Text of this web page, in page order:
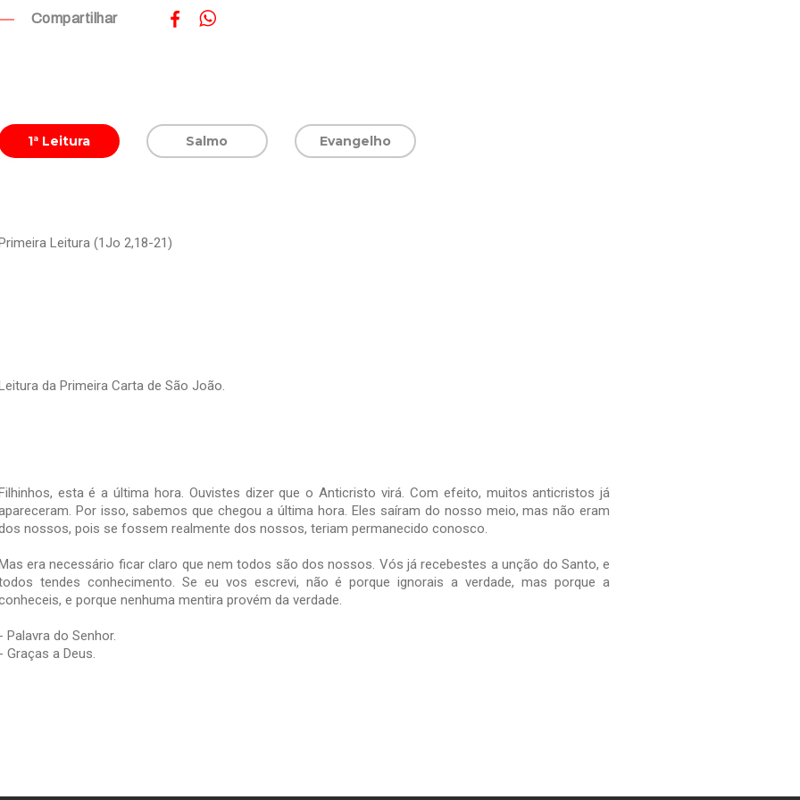
Compartilhar
1ª Leitura Salmo Evangelho
Leitura (1Jo 2,18-21)
da Primeira Carta de São João.
esta é a última hora. Ouvistes dizer que o Anticristo virá. Com efeito, muitos anticristos já
Por isso, sabemos que chegou a última hora. Eles saíram do nosso meio, mas não eram
nossos, pois se fossem realmente dos nossos, teriam permanecido conosco.
era necessário ficar claro que nem todos são dos nossos. Vós já recebestes a unção do Santo, e
tendes conhecimento. Se eu vos escrevi, não é porque ignorais a verdade, mas porque a
e porque nenhuma mentira provém da verdade.
- Palavra do Senhor.
- Graças a Deus.